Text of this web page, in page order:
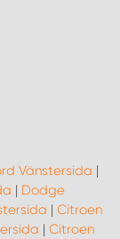
Vänstersida |
| Dodge
| Citroen
| Citroen